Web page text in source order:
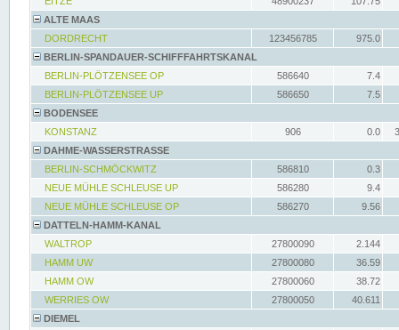
ALTE MAAS
DORDRECHT
123456785
975.0
BERLIN-SPANDAUER-SCHIFFFAHRTSKANAL
BERLIN-PLÖTZENSEE OP
586640
7.4
BERLIN-PLÖTZENSEE UP
586650
7.5
BODENSEE
KONSTANZ
906 0.0
DAHME-WASSERSTRASSE
BERLIN-SCHMÖCKWITZ
586810
0.3
NEUE MÜHLE SCHLEUSE UP
586280
9.4
NEUE MÜHLE SCHLEUSE OP
586270
9.56
DATTELN-HAMM-KANAL
WALTROP
27800090
2.144
HAMM UW
27800080
36.59
HAMM OW
27800060
38.72
WERRIES OW
27800050
40.611
DIEMEL